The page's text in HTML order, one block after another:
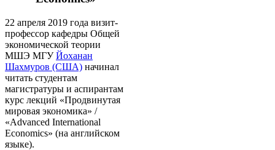
22 апреля 2019 года визит-
профессор кафедры Общей
экономической теории
МШЭ МГУЙоханан
Шахмуров (США) начинал
читать студентам
магистратуры и аспирантам
курс лекций «Продвинутая
мировая экономика» /
«Advanced International
Economics» (на английском
языке).